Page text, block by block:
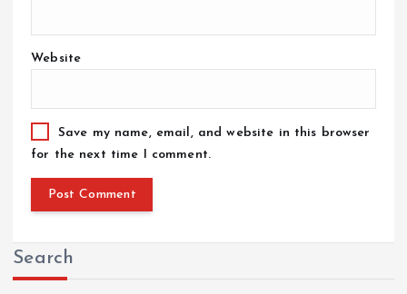
Website
Save my name, email, and website in this browser
for the next time I comment.
Search